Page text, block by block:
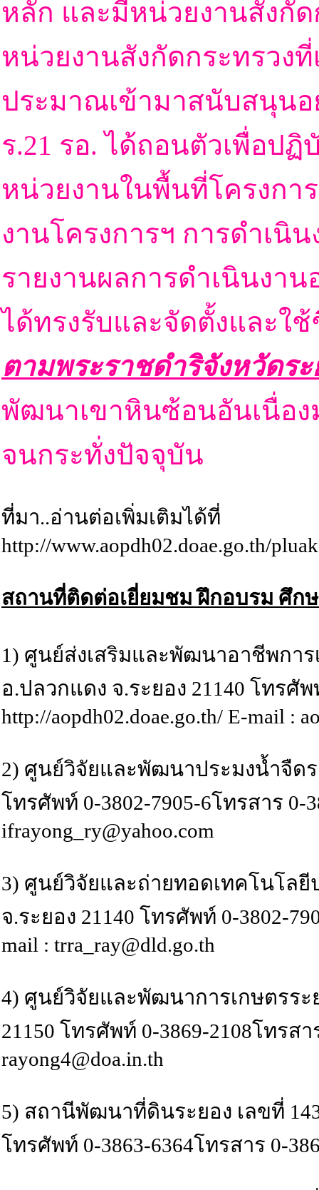
หลัก และมีหน่วยงานสังกั
หน่วยงานสังกัดกระทรวง
ประมาณเข้ามาสนับสนุนอ
ร.21 รอ. ได้ถอนตัวเพื่อป
หน่วยงานในพื้นที่โครงกา
งานโครงการฯ การดำเนิ
รายงานผลการดำเนินงา
ได้ทรงรับและจัดตั้งและใ
ตามพระราชดำริจังหวัดระ
พัฒนาเขาหินซ้อนอันเนื่อง
จนกระทั่งปัจจุบัน
ที่มา..อ่านต่อเพิ่มเติมได้ที่
http://www.aopdh02.doae.go.th/
สถานที่ติดต่อเยี่ยมชม ฝึกอบรม ศึก
1) ศูนย์ส่งเสริมและพัฒนาอาชีพกา
อ.ปลวกแดง จ.ระยอง 21140 โทรศัพ
http://aopdh02.doae.go.th/ E-mail :
2) ศูนย์วิจัยและพัฒนาประมงน้ำจืด
โทรศัพท์ 0-3802-7905-6โทรสาร 0-
ifrayong_ry@yahoo.com
3) ศูนย์วิจัยและถ่ายทอดเทคโนโล
จ.ระยอง 21140 โทรศัพท์ 0-3802-
mail : trra_ray@dld.go.th
4) ศูนย์วิจัยและพัฒนาการเกษตรระ
21150 โทรศัพท์ 0-3869-2108โทรสา
rayong4@doa.in.th
5) สถานีพัฒนาที่ดินระยอง เลขที่
โทรศัพท์ 0-3863-6364โทรสาร 0-